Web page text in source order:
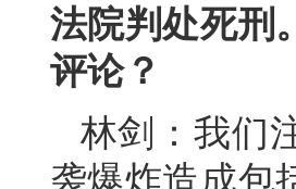
法院判处死刑
评论？
林剑：我们
袭爆炸造成包